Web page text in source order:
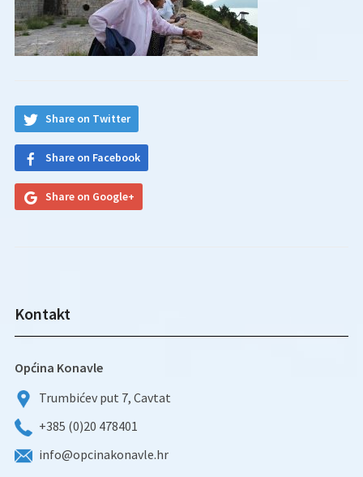
Share on Twitter
Share on Facebook
Share on Google+
Kontakt
Općina Konavle
Trumbićev put 7, Cavtat
+385 (0)20 478401
info@opcinakonavle.hr